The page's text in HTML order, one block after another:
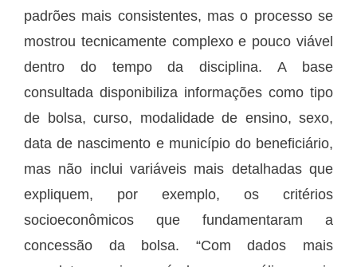
padrões mais consistentes, mas o processo se
mostrou tecnicamente complexo e pouco viável
dentro do tempo da disciplina. A base
consultada disponibiliza informações como tipo
de bolsa, curso, modalidade de ensino, sexo,
data de nascimento e município do beneficiário,
mas não inclui variáveis mais detalhadas que
expliquem, por exemplo, os critérios
socioeconômicos que fundamentaram a
concessão da bolsa. “Com dados mais